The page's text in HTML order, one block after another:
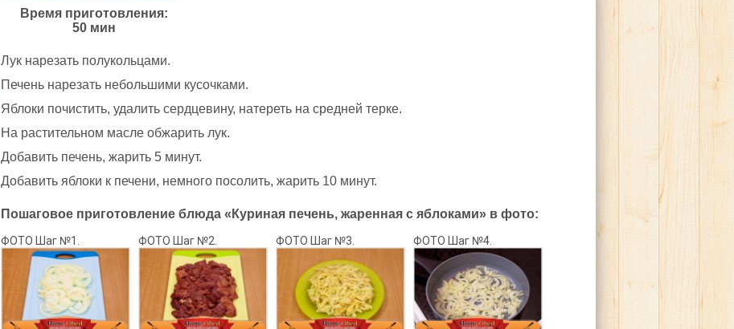
Время приготовления:
50 мин
Лук нарезать полукольцами.
Печень нарезать небольшими кусочками.
Яблоки почистить, удалить сердцевину, натереть на средней терке.
На растительном масле обжарить лук.
Добавить печень, жарить 5 минут.
Добавить яблоки к печени, немного посолить, жарить 10 минут.
Пошаговое приготовление блюда «Куриная печень, жаренная с яблоками» в фото:
ФОТО Шаг №1. ФОТО Шаг №2. ФОТО Шаг №3. ФОТО Шаг №4.